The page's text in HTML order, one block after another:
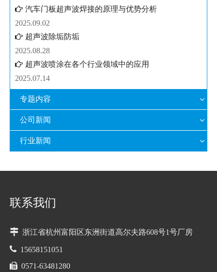
汽车门板超声波焊接的原理与优势分析
2025.09.02
超声波除垢防垢
2025.08.28
超声波喷涂在各个行业领域中的应用
2025.07.14
专题内容
公司新闻
行业新闻
联系我们
 浙江省杭州富阳区东洲街道高尔夫路608号1号厂房
 15658151051
 0571-63481280